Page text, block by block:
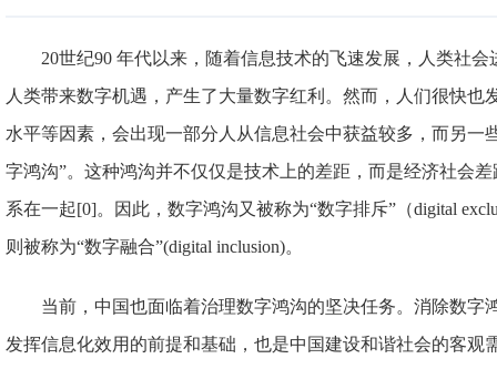
20世纪90 年代以来，随着信息技术的飞速发展，人类社
人类带来数字机遇，产生了大量数字红利。然而，人们很快也
水平等因素，会出现一部分人从信息社会中获益较多，而另一
字鸿沟”。这种鸿沟并不仅仅是技术上的差距，而是经济社会
系在一起[0]。因此，数字鸿沟又被称为“数字排斥”（digital
则被称为“数字融合”(digital inclusion)。
当前，中国也面临着治理数字鸿沟的坚决任务。消除数字
发挥信息化效用的前提和基础，也是中国建设和谐社会的客观